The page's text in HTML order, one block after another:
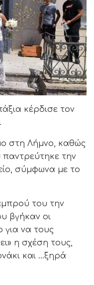
κέρδισε τον
στη Λήμνο, καθώς
παντρεύτηκε την
σύμφωνα με το
του την
βγήκαν οι
για να τους
η σχέση τους,
και …ξηρά